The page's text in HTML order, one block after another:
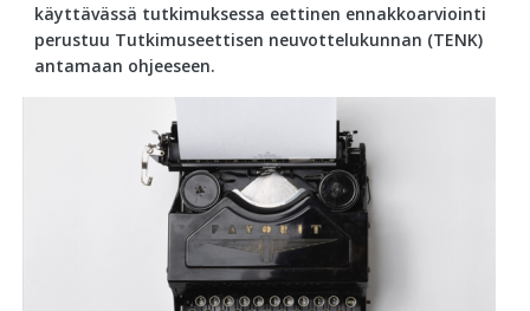
käyttävässä tutkimuksessa eettinen ennakkoarviointi
perustuu Tutkimuseettisen neuvottelukunnan (TENK)
antamaan ohjeeseen.